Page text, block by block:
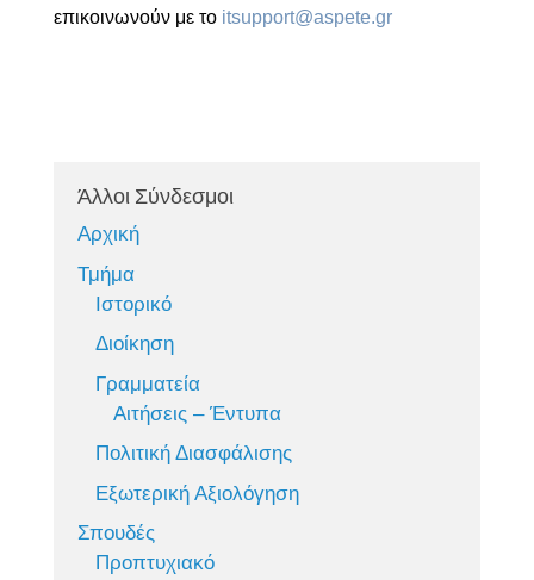
επικοινωνούν με το itsupport@aspete.gr
Άλλοι Σύνδεσμοι
Αρχική
Τμήμα
Ιστορικό
Διοίκηση
Γραμματεία
Αιτήσεις – Έντυπα
Πολιτική Διασφάλισης
Εξωτερική Αξιολόγηση
Σπουδές
Προπτυχιακό